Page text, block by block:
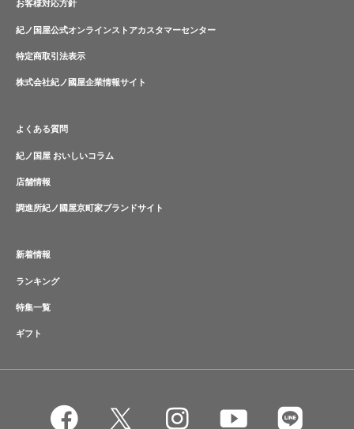
お客様対応方針
紀ノ国屋公式オンラインストアカスタマーセンター
特定商取引法表示
株式会社紀ノ國屋企業情報サイト
よくある質問
紀ノ国屋 おいしいコラム
店舗情報
調進所紀ノ國屋京町家ブランドサイト
新着情報
ランキング
特集一覧
ギフト